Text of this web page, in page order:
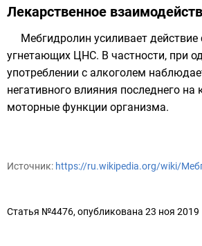
Лекарственное
Мебгидролин усиливает действие
угнетающих ЦНС. В частности, при
употреблении с алкоголем
негативного влияния последнего на
моторные функции организма.
Источник: https://ru.wikipedia.org/wiki/
Статья №4476, опубликована 23 ноя 2019